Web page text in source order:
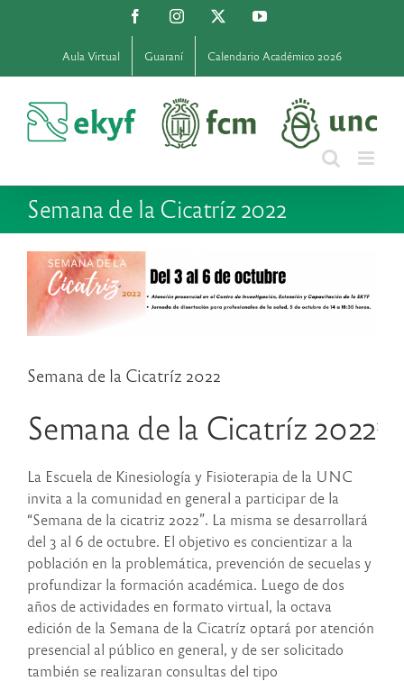
FacebookInstagram YouTube
Aula Virtual Guaraní Calendario Académico 2026
Semana de la Cicatríz 2022
Semana de la Cicatríz 2022
Semana de la Cicatríz 2022
La Escuela de Kinesiología y Fisioterapia de la UNC
invita a la comunidad en general a participar de la
“Semana de la cicatriz 2022”. La misma se desarrollará
del 3 al 6 de octubre. El objetivo es concientizar a la
población en la problemática, prevención de secuelas y
profundizar la formación académica. Luego de dos
años de actividades en formato virtual, la octava
edición de la Semana de la Cicatríz optará por atención
presencial al público en general, y de ser solicitado
también se realizaran consultas del tipo